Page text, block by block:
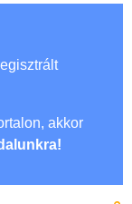
akkor